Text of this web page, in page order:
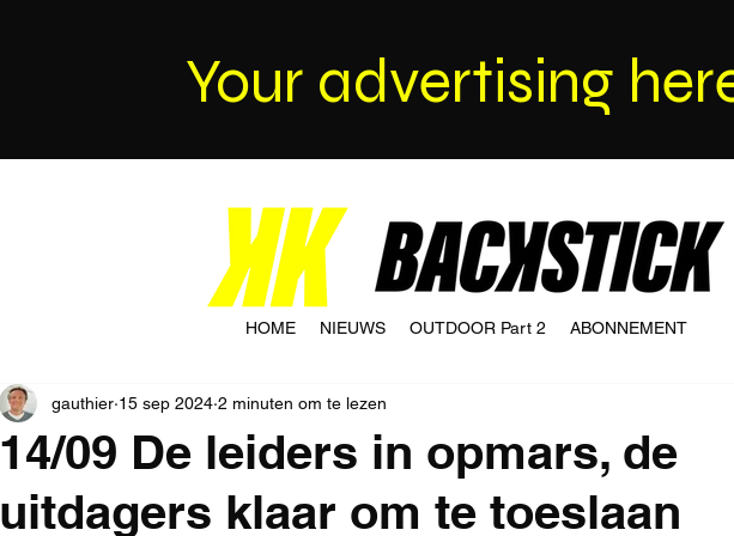
Your advertising
HOME NIEUWS OUTDOOR Part 2 ABONNEMENT
14/09 De leiders in opmars, de
uitdagers klaar om te toeslaan
gauthier 15 sep 2024 2 minuten om te lezen